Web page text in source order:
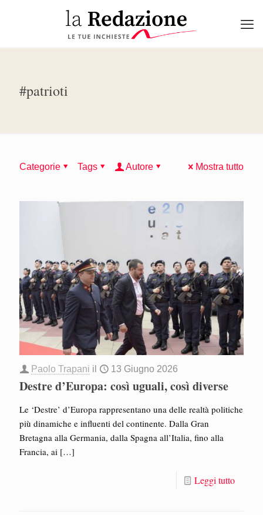
#patrioti
Categorie Tags Autore Mostra tutto
Paolo Trapani il 13 Giugno 2026
Destre d’Europa: così uguali, così diverse
Le ‘Destre’ d’Europa rappresentano una delle realtà politiche
più dinamiche e influenti del continente. Dalla Gran
Bretagna alla Germania, dalla Spagna all’Italia, fino alla
Francia, ai […]
Leggi tutto